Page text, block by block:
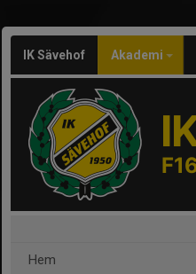
IK Sävehof Akademi
Hem